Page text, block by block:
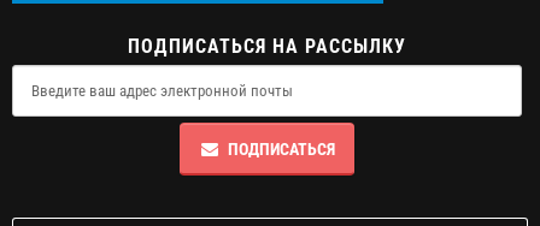
ПОДПИСАТЬСЯ НА РАССЫЛКУ
ПОДПИСАТЬСЯ